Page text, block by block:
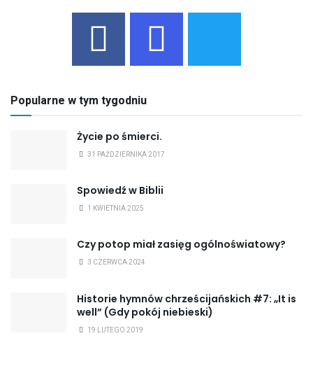
Popularne w tym tygodniu
Życie po śmierci.
31 PAŹDZIERNIKA 2017
Spowiedź w Biblii
1 KWIETNIA 2025
Czy potop miał zasięg ogólnoświatowy?
3 CZERWCA 2024
Historie hymnów chrześcijańskich #7: „It is
well” (Gdy pokój niebieski)
19 LUTEGO 2019